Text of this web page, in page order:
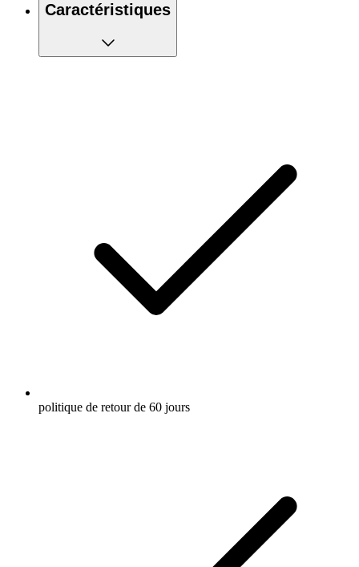
Hauteur de la lentille : environ 4,5 cm
Largeur entre les jambes : env. 9,3-13,8 cm
Protection UV-400
Verres polarisés et résistants aux rayures
Caractéristiques
politique de retour de 60 jours